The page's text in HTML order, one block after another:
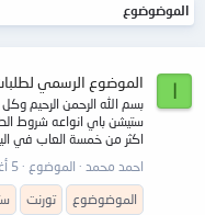
الموضوضوع
ا الموضوع الرسمي
بسم الله الرحمن الرحيم
ستيشن باي انواعه شروط
اكثر من خمسة العاب في
احمد محمد
الموضوع 5 أغسطس 2010
الموضوضوع
تورنت